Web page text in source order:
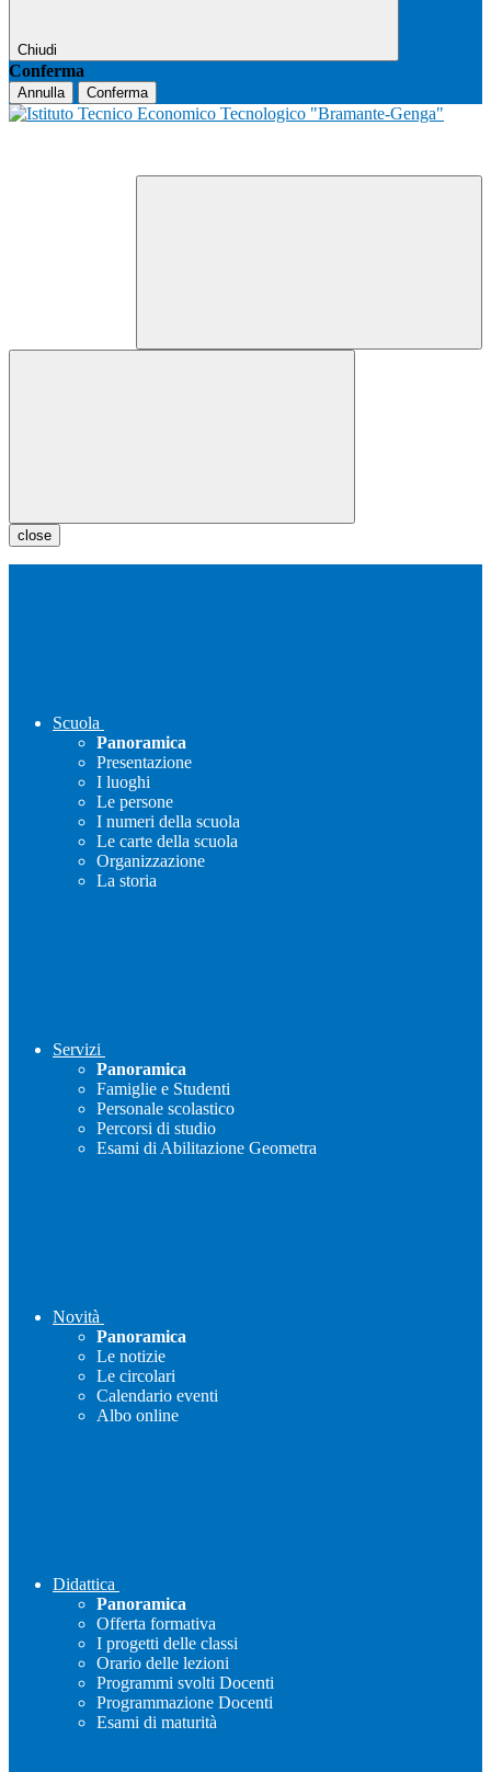
Chiudi
Conferma
Annulla Conferma
close
Scuola
Panoramica
Presentazione
I luoghi
Le persone
I numeri della scuola
Le carte della scuola
Organizzazione
La storia
Servizi
Panoramica
Famiglie e Studenti
Personale scolastico
Percorsi di studio
Esami di Abilitazione Geometra
Novità
Panoramica
Le notizie
Le circolari
Calendario eventi
Albo online
Didattica
Panoramica
Offerta formativa
I progetti delle classi
Orario delle lezioni
Programmi svolti Docenti
Programmazione Docenti
Esami di maturità